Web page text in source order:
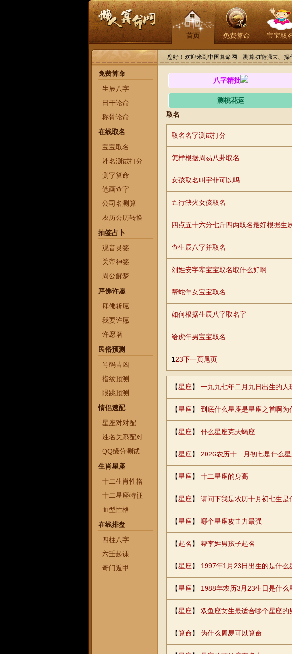
首页 免费算命 宝宝取
您好！欢迎来到中国算命网，测算功能强大、
免费算命
生辰八字
日干论命
称骨论命
在线取名
宝宝取名
姓名测试打分
测字算命
笔画查字
公司名测算
农历公历转换
抽签占卜
观音灵签
关帝神签
周公解梦
拜佛许愿
拜佛祈愿
我要许愿
许愿墙
民俗预测
号码吉凶
指纹预测
眼跳预测
情侣速配
星座对对配
姓名关系配对
QQ缘分测试
生肖星座
十二生肖性格
十二星座特征
血型性格
在线排盘
四柱八字
六壬起课
奇门遁甲
八字精批
测桃花运
取名
取名名字测试打分
怎样根据周易八卦取名
女孩取名叫宇菲可以吗
五行缺火女孩取名
四点五十六分七斤四两取名最好根据生
查生辰八字并取名
刘姓安字辈宝宝取名取什么好啊
帮蛇年女宝宝取名
如何根据生辰八字取名字
给虎年男宝宝取名
123下一页尾页
【星座】 一九九七年二月九日出生的
【星座】 到底什么星座是星座之首啊
【星座】 什么星座克天蝎座
【星座】 2026农历十一月初七是什么星
【星座】 十二星座的身高
【星座】 请问下我是农历十月初七生是
【星座】 哪个星座攻击力最强
【起名 】 帮李姓男孩子起名
【星座】 1997年1月23日出生的是什么
【星座】 1988年农历3月23生日是什么
【星座】 双鱼座女生最适合哪个星座的
【算命】 为什么周易可以算命